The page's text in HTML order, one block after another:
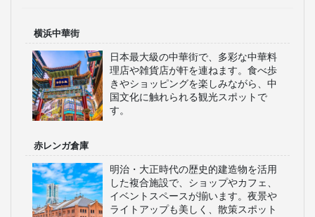
横浜中華街
日本最大級の中華街で、多彩な中華料
理店や雑貨店が軒を連ねます。食べ歩
きやショッピングを楽しみながら、中
国文化に触れられる観光スポットで
す。
赤レンガ倉庫
明治・大正時代の歴史的建造物を活用
した複合施設で、ショップやカフェ、
イベントスペースが揃います。夜景や
ライトアップも美しく、散策スポット